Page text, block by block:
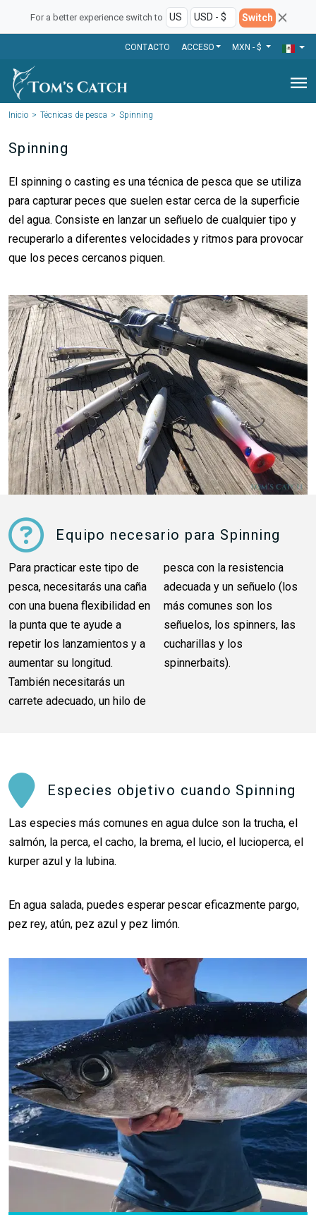
For a better experience switch to Switch
CONTACTO ACCESO MXN - $
menu
Inicio Técnicas de pesca Spinning
Spinning
El spinning o casting es una técnica de pesca que se utiliza
para capturar peces que suelen estar cerca de la superficie
del agua. Consiste en lanzar un señuelo de cualquier tipo y
recuperarlo a diferentes velocidades y ritmos para provocar
que los peces cercanos piquen.
Equipo necesario para Spinning
Para practicar este tipo de
pesca, necesitarás una caña
con una buena flexibilidad en
la punta que te ayude a
repetir los lanzamientos y a
aumentar su longitud.
También necesitarás un
carrete adecuado, un hilo de
pesca con la resistencia
adecuada y un señuelo (los
más comunes son los
señuelos, los spinners, las
cucharillas y los
spinnerbaits).
Especies objetivo cuando Spinning
Las especies más comunes en agua dulce son la trucha, el
salmón, la perca, el cacho, la brema, el lucio, el lucioperca, el
kurper azul y la lubina.
En agua salada, puedes esperar pescar eficazmente pargo,
pez rey, atún, pez azul y pez limón.